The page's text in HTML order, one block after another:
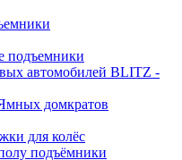
подъемники
автомобилей BLITZ -
домкратов
для колёс
подъёмники